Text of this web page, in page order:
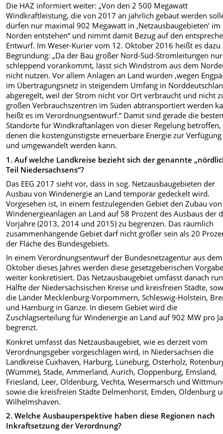
Die HAZ informiert weiter: „Von den 2 500 Megawatt
Windkraftleistung, die von 2017 an jährlich gebaut werden
dürfen nur maximal 902 Megawatt in ‚Netzausbaugebieten‘ im
Norden entstehen“ und nimmt damit Bezug auf den
Entwurf. Im Weser-Kurier vom 12. Oktober 2016 heißt es dazu
Begründung: „Da der Bau großer Nord-Süd-Stromleitungen nur
schleppend vorankommt, lässt sich Windstrom aus dem
nicht nutzen. Vor allem Anlagen an Land würden ‚wegen
im Übertragungsnetz in steigendem Umfang in
abgeregelt, weil der Strom nicht vor Ort verbraucht und nicht
großen Verbrauchszentren im Süden abtransportiert werden
heißt es im Verordnungsentwurf.“ Damit sind gerade die
Standorte für Windkraftanlagen von dieser Regelung betroffen,
denen die kostengünstigste erneuerbare Energie zur
und umgewandelt werden kann.
1. Auf welche Landkreise bezieht sich der genannte
Teil Niedersachsens“?
Das EEG 2017 sieht vor, dass in sog. Netzausbaugebieten der
Ausbau von Windenergie an Land temporär gedeckelt wird.
Vorgesehen ist, in einem festzulegenden Gebiet den Zubau von
Windenergieanlagen an Land auf 58 Prozent des Ausbaus der
Vorjahre (2013, 2014 und 2015) zu begrenzen. Das räumlich
zusammenhängende Gebiet darf nicht größer sein als 20
der Fläche des Bundesgebiets.
In einem Verordnungsentwurf der Bundesnetzagentur aus dem
Oktober dieses Jahres werden diese gesetzgeberischen
weiter konkretisiert. Das Netzausbaugebiet umfasst danach
Hälfte der Niedersächsischen Kreise und kreisfreien Städte,
die Länder Mecklenburg-Vorpommern, Schleswig-Holstein,
und Hamburg in Gänze. In diesem Gebiet wird die
Zuschlagserteilung für Windenergie an Land auf 902 MW pro
begrenzt.
Konkret umfasst das Netzausbaugebiet, wie es derzeit vom
Verordnungsgeber vorgeschlagen wird, in Niedersachsen die
Landkreise Cuxhaven, Harburg, Lüneburg, Osterholz,
(Wümme), Stade, Ammerland, Aurich, Cloppenburg, Emsland,
Friesland, Leer, Oldenburg, Vechta, Wesermarsch und
sowie die kreisfreien Städte Delmenhorst, Emden, Oldenburg
Wilhelmshaven.
2. Welche Ausbauperspektive haben diese Regionen nach
Inkraftsetzung der Verordnung?